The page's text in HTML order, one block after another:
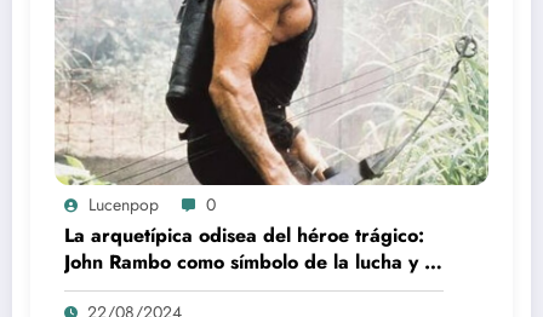
Lucenpop 0
La arquetípica odisea del héroe trágico:
John Rambo como símbolo de la lucha y la
alienación en la modernidad